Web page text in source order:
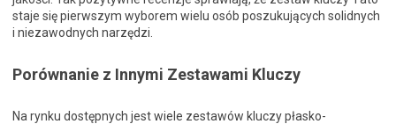
staje się pierwszym wyborem wielu osób poszukujących solidnych
i niezawodnych narzędzi.
Porównanie z Innymi Zestawami Kluczy
Na rynku dostępnych jest wiele zestawów kluczy płasko-